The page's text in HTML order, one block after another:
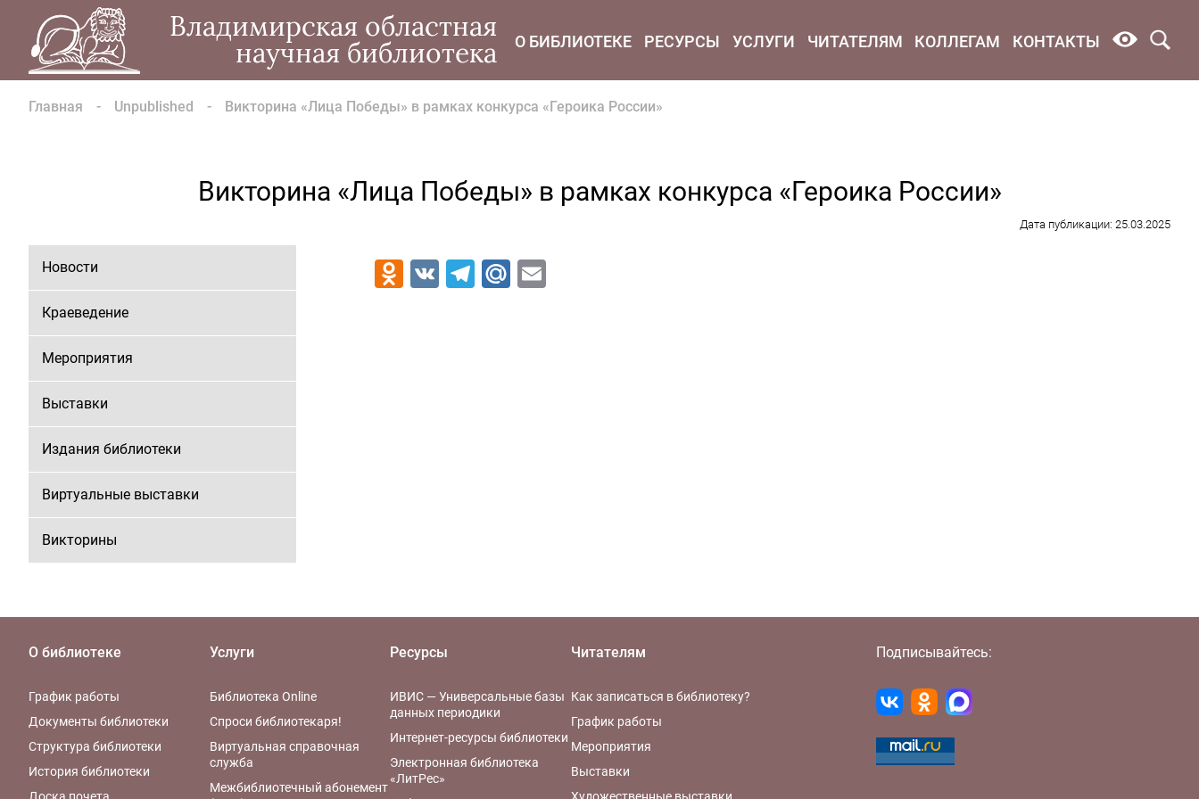
Владимирская областная
научная библиотека
О БИБЛИОТЕКЕ РЕСУРСЫ УСЛУГИ ЧИТАТЕЛЯМ КОЛЛЕГАМ КОНТАКТЫ
Главная Unpublished Викторина «Лица Победы» в рамках конкурса «Героика России»
Викторина «Лица Победы» в рамках конкурса «Героика России»
Дата публикации: 25.03.2025
Новости
Краеведение
Мероприятия
Выставки
Издания библиотеки
Виртуальные выставки
Викторины
Odnoklassniki
VK Telegram
Mail.Ru
О библиотеке
График работы
Документы библиотеки
Структура библиотеки
История библиотеки
Услуги
Библиотека Online
Спроси библиотекаря!
Виртуальная справочная
служба
Межбиблиотечный абонемент
Ресурсы
ИВИС — Универсальные базы
данных периодики
Интернет-ресурсы библиотеки
Электронная библиотека
«ЛитРес»
Читателям
Как записаться в библиотеку?
График работы
Мероприятия
Выставки
Подписывайтесь: